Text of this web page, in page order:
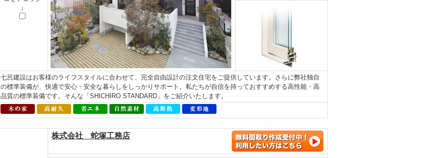
↓
七呂建設はお客様のライフスタイルに合わせて、完全自由設計の注文住宅をご提供しています。さらに弊社独自
の標準装備が、快適で安心・安全な暮らしをしっかりサポート。私たちが自信を持っておすすめする高性能・高
品質の標準装備です。そんな「SHICHIRO STANDARD」をご紹介いたします。
株式会社 蛇塚工務店